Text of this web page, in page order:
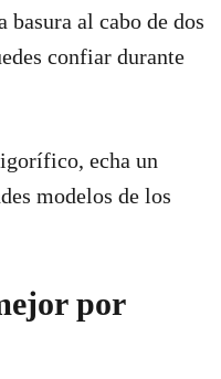
al cabo de dos
confiar durante
echa un
modelos de los
por